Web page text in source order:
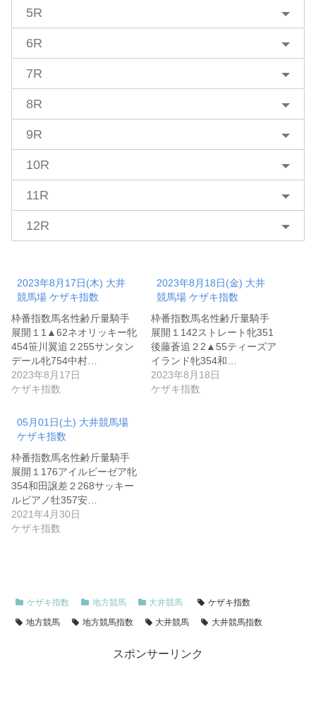
5R
6R
7R
8R
9R
10R
11R
12R
2023年8月17日(木) 大井
競馬場 ケザキ指数
枠番指数馬名性齢斤量騎手
展開１1▲62ネオリッキー牝
454笹川翼追２255サンタン
デール牝754中村…
2023年8月17日
ケザキ指数
2023年8月18日(金) 大井
競馬場 ケザキ指数
枠番指数馬名性齢斤量騎手
展開１142ストレート牝351
後藤蒼追２2▲55ティーズア
イランド牝354和…
2023年8月18日
ケザキ指数
05月01日(土) 大井競馬場
ケザキ指数
枠番指数馬名性齢斤量騎手
展開１176アイルビーゼア牝
354和田譲差２268サッキー
ルビアノ牡357安…
2021年4月30日
ケザキ指数
ケザキ指数 地方競馬 大井競馬
ケザキ指数
地方競馬
地方競馬指数 大井競馬 大井競馬指数
スポンサーリンク